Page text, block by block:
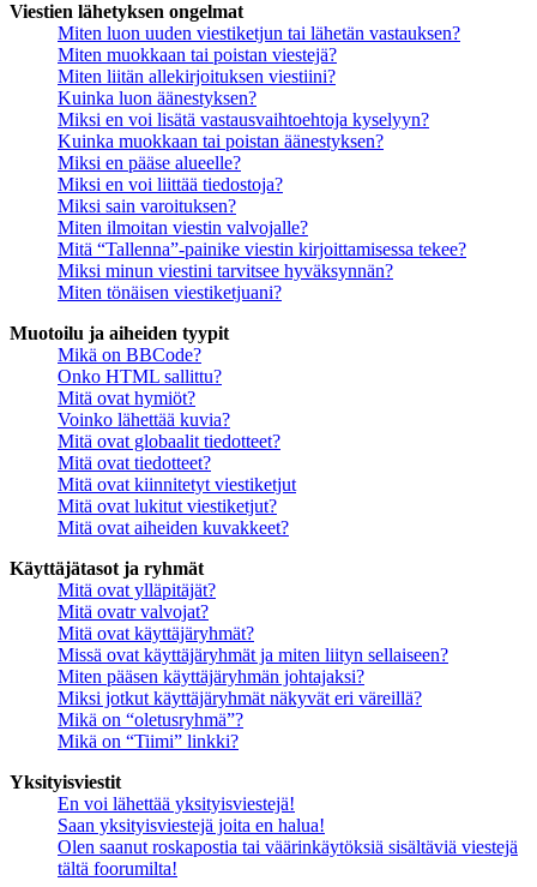
Viestien lähetyksen ongelmat
Miten luon uuden viestiketjun tai lähetän vastauksen?
Miten muokkaan tai poistan viestejä?
Miten liitän allekirjoituksen viestiini?
Kuinka luon äänestyksen?
Miksi en voi lisätä vastausvaihtoehtoja kyselyyn?
Kuinka muokkaan tai poistan äänestyksen?
Miksi en pääse alueelle?
Miksi en voi liittää tiedostoja?
Miksi sain varoituksen?
Miten ilmoitan viestin valvojalle?
Mitä “Tallenna”-painike viestin kirjoittamisessa tekee?
Miksi minun viestini tarvitsee hyväksynnän?
Miten tönäisen viestiketjuani?
Muotoilu ja aiheiden tyypit
Mikä on BBCode?
Onko HTML sallittu?
Mitä ovat hymiöt?
Voinko lähettää kuvia?
Mitä ovat globaalit tiedotteet?
Mitä ovat tiedotteet?
Mitä ovat kiinnitetyt viestiketjut
Mitä ovat lukitut viestiketjut?
Mitä ovat aiheiden kuvakkeet?
Käyttäjätasot ja ryhmät
Mitä ovat ylläpitäjät?
Mitä ovatr valvojat?
Mitä ovat käyttäjäryhmät?
Missä ovat käyttäjäryhmät ja miten liityn sellaiseen?
Miten pääsen käyttäjäryhmän johtajaksi?
Miksi jotkut käyttäjäryhmät näkyvät eri väreillä?
Mikä on “oletusryhmä”?
Mikä on “Tiimi” linkki?
Yksityisviestit
En voi lähettää yksityisviestejä!
Saan yksityisviestejä joita en halua!
Olen saanut roskapostia tai väärinkäytöksiä sisältäviä viestejä
tältä foorumilta!